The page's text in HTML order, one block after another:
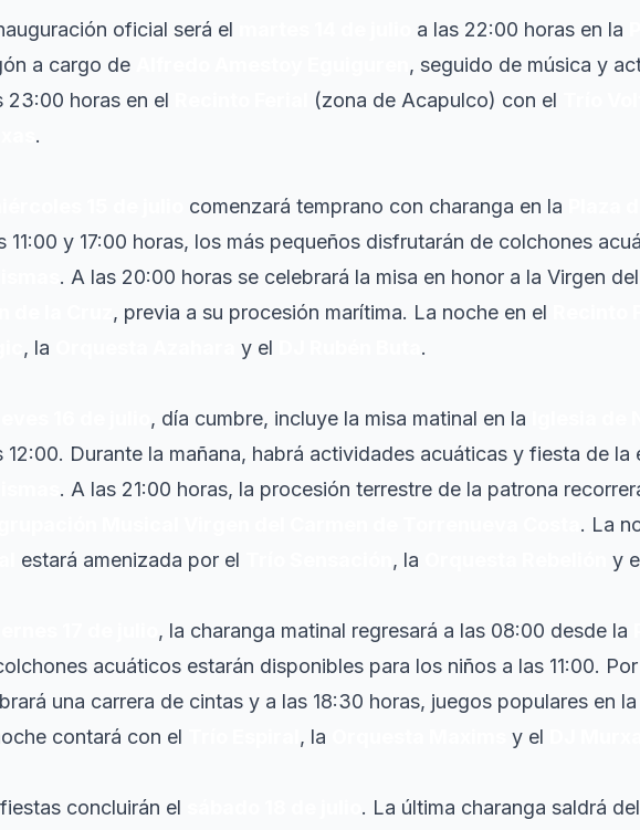
oficial será el a las 22:00 horas en la
a cargo de
, seguido de música y
23:00 horas en el
(zona de Acapulco) con el
.
comenzará temprano con charanga en la
11:00 y 17:00 horas, los más pequeños disfrutarán de colchones
. A las 20:00 horas se celebrará la misa en honor a la Virgen
, previa a su procesión marítima. La noche en el
, la y el .
, día cumbre, incluye la misa matinal en la
12:00. Durante la mañana, habrá actividades acuáticas y fiesta de la
. A las 21:00 horas, la procesión terrestre de la patrona
. La
estará amenizada por el , la y
, la charanga matinal regresará a las 08:00 desde la
acuáticos estarán disponibles para los niños a las 11:00.
una carrera de cintas y a las 18:30 horas, juegos populares en la
contará con el
, la y el
concluirán el . La última charanga saldrá del